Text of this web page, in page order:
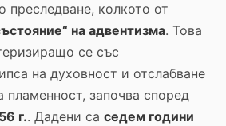
преследване, колкото от
на адвентизма. Това
се със
на духовност и отслабване
пламенност, започва според
г.. Дадени са седем години